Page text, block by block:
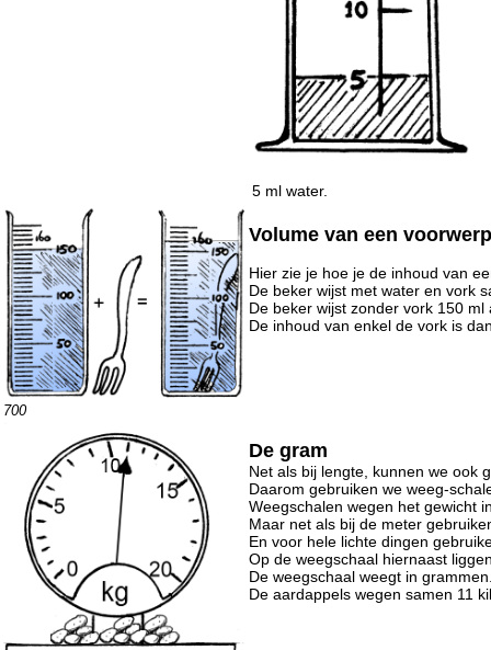
5 ml water.
700
Volume van een
Hier zie je hoe je de inhoud van
De beker wijst met water en vork
De beker wijst zonder vork 150 ml
De inhoud van enkel de vork is
De gram
Net als bij lengte, kunnen we ook
Daarom gebruiken we weeg-
Weegschalen wegen het gewicht
Maar net als bij de meter
En voor hele lichte dingen
Op de weegschaal hiernaast
De weegschaal weegt in
De aardappels wegen samen 11